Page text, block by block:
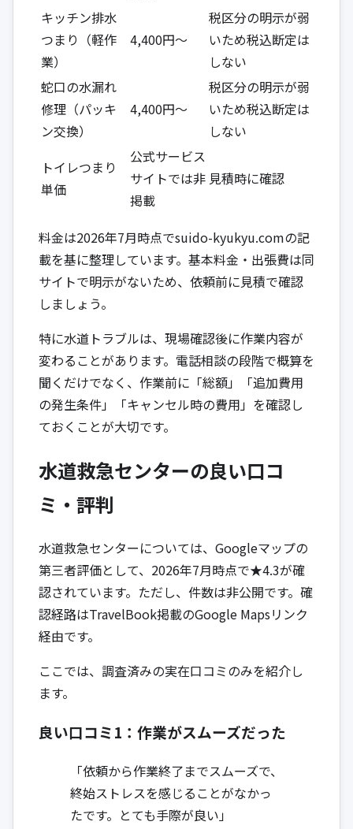
キッチン排水
つまり（軽作
業）
4,400円〜
税区分の明示が弱
いため税込断定は
しない
蛇口の水漏れ
修理（パッキ
ン交換）
4,400円〜
税区分の明示が弱
いため税込断定は
しない
トイレつまり
単価
公式サービス
サイトでは非
掲載
見積時に確認
料金は2026年7月時点でsuido-kyukyu.comの記
載を基に整理しています。基本料金・出張費は同
サイトで明示がないため、依頼前に見積で確認
しましょう。
特に水道トラブルは、現場確認後に作業内容が
変わることがあります。電話相談の段階で概算を
聞くだけでなく、作業前に「総額」「追加費用
の発生条件」「キャンセル時の費用」を確認し
ておくことが大切です。
水道救急センターの良い口コ
ミ・評判
水道救急センターについては、Googleマップの
第三者評価として、2026年7月時点で★4.3が確
認されています。ただし、件数は非公開です。確
認経路はTravelBook掲載のGoogle Mapsリンク
経由です。
ここでは、調査済みの実在口コミのみを紹介し
ます。
良い口コミ1：作業がスムーズだった
「依頼から作業終了までスムーズで、
終始ストレスを感じることがなかっ
たです。とても手際が良い」